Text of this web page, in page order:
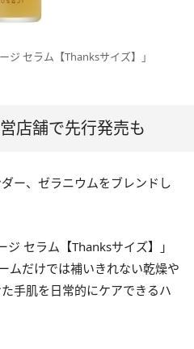
ジ セラム【Thanksサイズ】」
店舗で先行発売も
ー、ゼラニウムをブレンドし
ジ セラム【Thanksサイズ】」
ムだけでは補いきれない乾燥や
手肌を日常的にケアできるハ